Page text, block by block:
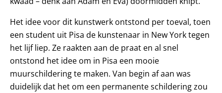
Het idee voor dit kunstwerk ontstond per toeval, toen
een student uit Pisa de kunstenaar in New York tegen
het lijf liep. Ze raakten aan de praat en al snel
ontstond het idee om in Pisa een mooie
muurschildering te maken. Van begin af aan was
duidelijk dat het om een permanente schildering zou